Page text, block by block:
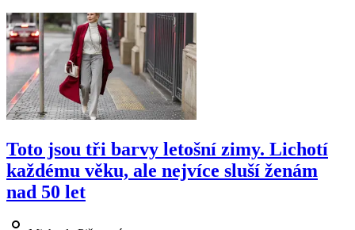
Toto jsou tři barvy letošní zimy. Lichotí
každému věku, ale nejvíce sluší ženám
nad 50 let